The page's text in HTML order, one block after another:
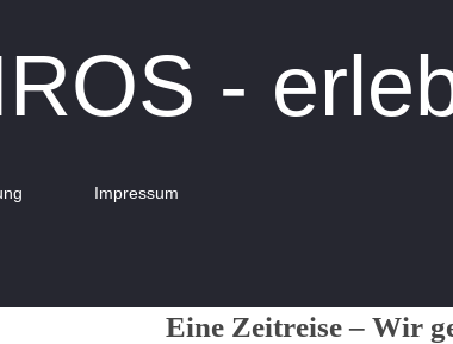
-
Impressum
Eine Zeitreise – Wir